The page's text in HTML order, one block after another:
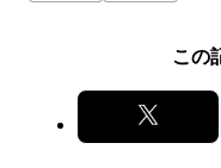
この